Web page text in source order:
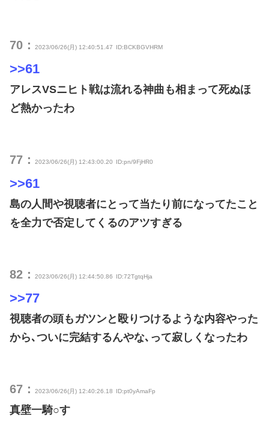
70： 2023/06/26(月) 12:40:51.47 ID:BCKBGVHRM
>>61
アレスVSニヒト戦は流れる神曲も相まって死ぬほ
ど熱かったわ
77： 2023/06/26(月) 12:43:00.20 ID:pn/9FjHR0
>>61
島の人間や視聴者にとって当たり前になってたこと
を全力で否定してくるのアツすぎる
82： 2023/06/26(月) 12:44:50.86 ID:72TgtqHja
>>77
視聴者の頭もガツンと殴りつけるような内容やった
から､ついに完結するんやな､って寂しくなったわ
67： 2023/06/26(月) 12:40:26.18 ID:pt0yAmaFp
真壁一騎○す